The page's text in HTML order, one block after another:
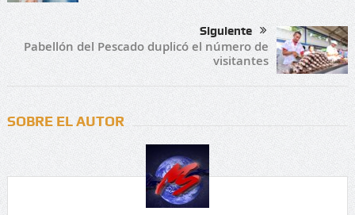
Siguiente
Pabellón del Pescado duplicó el número de
visitantes
SOBRE EL AUTOR